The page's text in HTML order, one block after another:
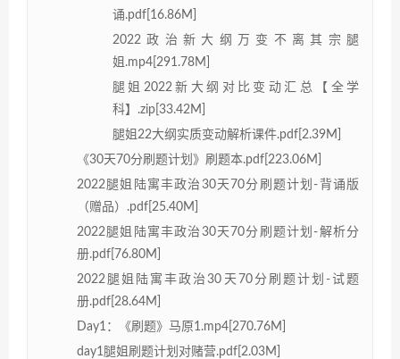
诵.pdf[16.86M]
2022政治新大纲万变不离其宗腿
姐.mp4[291.78M]
腿姐2022新大纲对比变动汇总【全学
科】.zip[33.42M]
腿姐22大纲实质变动解析课件.pdf[2.39M]
《30天70分刷题计划》刷题本.pdf[223.06M]
2022腿姐陆寓丰政治30天70分刷题计划-背诵版
（赠品）.pdf[25.40M]
2022腿姐陆寓丰政治30天70分刷题计划-解析分
册.pdf[76.80M]
2022腿姐陆寓丰政治30天70分刷题计划-试题
册.pdf[28.64M]
Day1：《刷题》马原1.mp4[270.76M]
day1腿姐刷题计划对赌营.pdf[2.03M]